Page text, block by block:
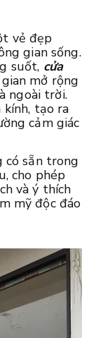
vẻ đẹp
gian sống.
suốt, cửa
mở rộng
ngoài trời.
tạo ra
cảm giác
có sẵn trong
cho phép
và ý thích
mỹ độc đáo